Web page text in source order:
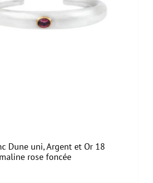
Dune uni, Argent et Or 18
rose foncée